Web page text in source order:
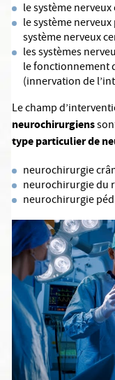
le système
le système
système nerveux
les systèmes
le fonctionnement
(innervation de
Le champ
neurochirurgiens
type particulier de
neurochirurgie
neurochirurgie du
neurochirurgie